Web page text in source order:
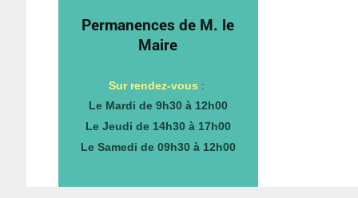
Permanences de M. le
Maire
Sur rendez-vous :
Le Mardi de 9h30 à 12h00
Le Jeudi de 14h30 à 17h00
Le Samedi de 09h30 à 12h00